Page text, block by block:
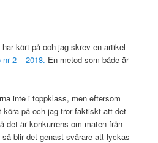
kört på och jag skrev en artikel
2 – 2018. En metod som både är
inte i toppklass, men eftersom
köra på och jag tror faktiskt att det
det är konkurrens om maten från
blir det genast svårare att lyckas